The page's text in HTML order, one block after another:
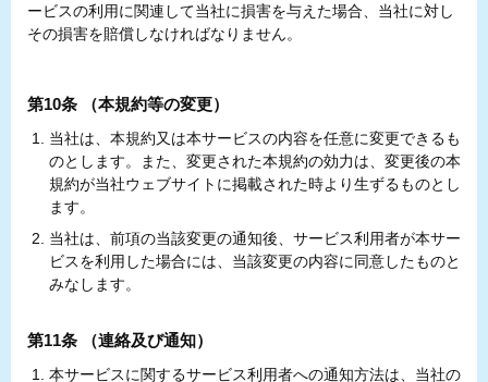
ービスの利用に関連して当社に損害を与えた場合、当社に対し
その損害を賠償しなければなりません。
第10条 （本規約等の変更）
当社は、本規約又は本サービスの内容を任意に変更できるも
のとします。また、変更された本規約の効力は、変更後の本
規約が当社ウェブサイトに掲載された時より生ずるものとし
ます。
当社は、前項の当該変更の通知後、サービス利用者が本サー
ビスを利用した場合には、当該変更の内容に同意したものと
みなします。
第11条 （連絡及び通知）
本サービスに関するサービス利用者への通知方法は、当社の